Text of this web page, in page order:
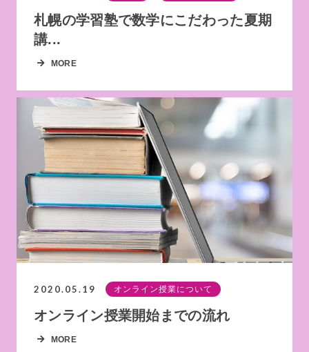
札幌の学習塾で数学にこだわった夏期
講...
MORE
2020.05.19 オンライン授業について
オンライン授業開始までの流れ
MORE